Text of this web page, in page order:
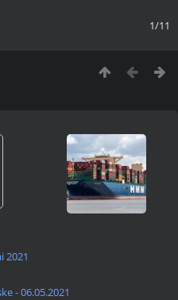
1/11
2021
- 06.05.2021